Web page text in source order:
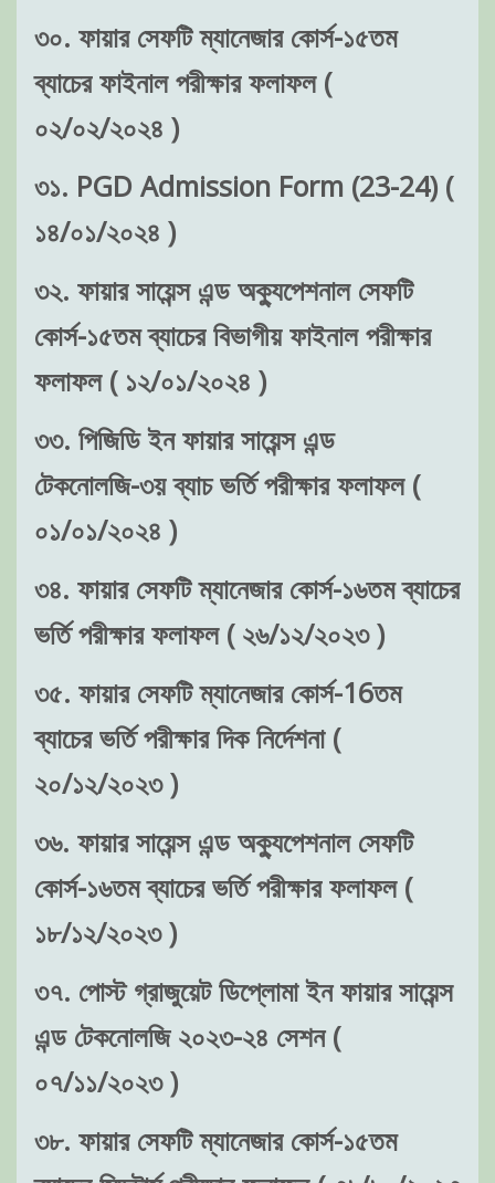
৩০. ফায়ার সেফটি ম্যানেজার কোর্স-১৫তম
ব্যাচের ফাইনাল পরীক্ষার ফলাফল (
০২/০২/২০২৪ )
৩১. PGD Admission Form (23-24) (
১৪/০১/২০২৪ )
৩২. ফায়ার সায়েন্স এন্ড অক্যুপেশনাল সেফটি
কোর্স-১৫তম ব্যাচের বিভাগীয় ফাইনাল পরীক্ষার
ফলাফল ( ১২/০১/২০২৪ )
৩৩. পিজিডি ইন ফায়ার সায়েন্স এন্ড
টেকনোলজি-৩য় ব্যাচ ভর্তি পরীক্ষার ফলাফল (
০১/০১/২০২৪ )
৩৪. ফায়ার সেফটি ম্যানেজার কোর্স-১৬তম ব্যাচের
ভর্তি পরীক্ষার ফলাফল ( ২৬/১২/২০২৩ )
৩৫. ফায়ার সেফটি ম্যানেজার কোর্স-16তম
ব্যাচের ভর্তি পরীক্ষার দিক নির্দেশনা (
২০/১২/২০২৩ )
৩৬. ফায়ার সায়েন্স এন্ড অক্যুপেশনাল সেফটি
কোর্স-১৬তম ব্যাচের ভর্তি পরীক্ষার ফলাফল (
১৮/১২/২০২৩ )
৩৭. পোস্ট গ্রাজুয়েট ডিপ্লোমা ইন ফায়ার সায়েন্স
এন্ড টেকনোলজি ২০২৩-২৪ সেশন (
০৭/১১/২০২৩ )
৩৮. ফায়ার সেফটি ম্যানেজার কোর্স-১৫তম